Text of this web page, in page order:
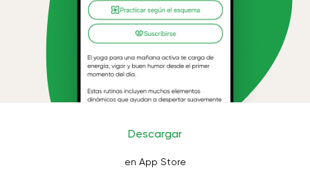
Descargar
en App Store